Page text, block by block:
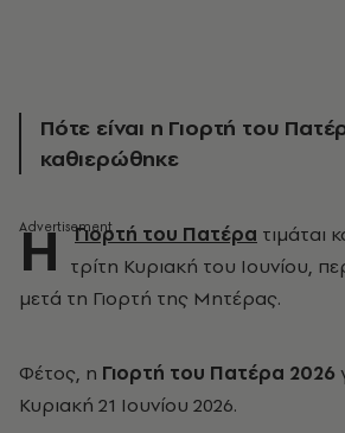
Πότε είναι η Γιορτή του
καθιερώθηκε
Η Γιορτή του Πατέρα τιμάται
τρίτη Κυριακή του Ιουνίου,
μετά τη Γιορτή της Μητέρας.
Φέτος, η Γιορτή του Πατέρα 2026
Κυριακή 21 Ιουνίου 2026.